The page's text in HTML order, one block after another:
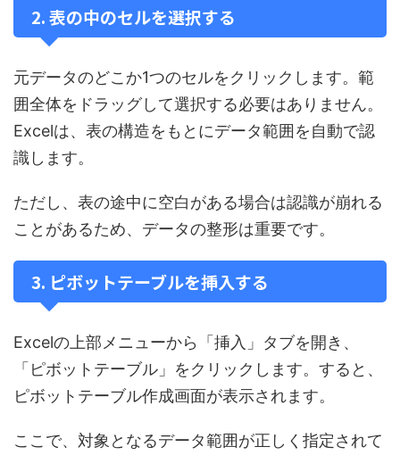
2. 表の中のセルを選択する
元データのどこか1つのセルをクリックします。範
囲全体をドラッグして選択する必要はありません。
Excelは、表の構造をもとにデータ範囲を自動で認
識します。
ただし、表の途中に空白がある場合は認識が崩れる
ことがあるため、データの整形は重要です。
3. ピボットテーブルを挿入する
Excelの上部メニューから「挿入」タブを開き、
「ピボットテーブル」をクリックします。すると、
ピボットテーブル作成画面が表示されます。
ここで、対象となるデータ範囲が正しく指定されて